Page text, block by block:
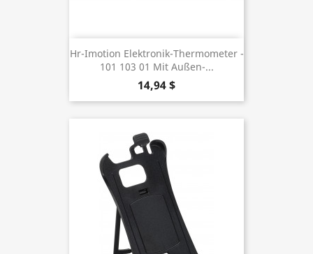
Hr-Imotion Elektronik-Thermometer -
101 103 01 Mit Außen-...
14,94 $